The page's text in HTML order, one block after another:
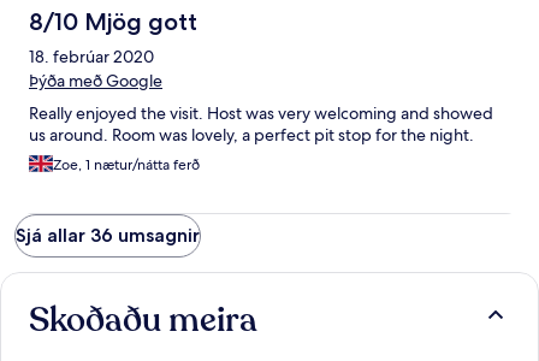
8/10 Mjög gott
18. febrúar 2020
Þýða með Google
Really enjoyed the visit. Host was very welcoming and showed
us around. Room was lovely, a perfect pit stop for the night.
Zoe, 1 nætur/nátta ferð
Sjá allar 36 umsagnir
Skoðaðu meira